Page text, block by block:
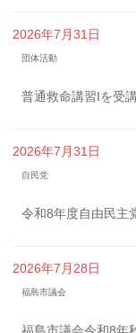
2026年7月31日
団体活動
普通救命講習Iを受
2026年7月31日
自民党
令和8年度自由民主
2026年7月28日
福島市議会